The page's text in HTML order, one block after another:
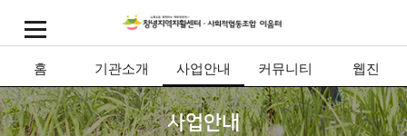
홈 기관소개 사업안내 커뮤니티 웹진
사업안내